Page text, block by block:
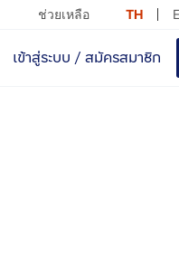
ช่วยเหลือ TH
เข้าสู่ระบบ / สมัครสมาชิก